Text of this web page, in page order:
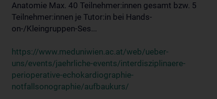
Anatomie Max. 40 Teilnehmer:innen gesamt bzw. 5
Teilnehmer:innen je Tutor:in bei Hands-
on-/Kleingruppen-Ses...
https://www.meduniwien.ac.at/web/ueber-
uns/events/jaehrliche-events/interdisziplinaere-
perioperative-echokardiographie-
notfallsonographie/aufbaukurs/